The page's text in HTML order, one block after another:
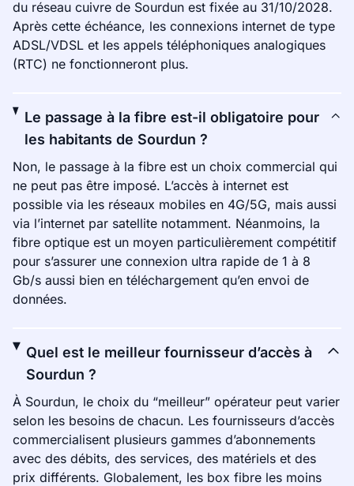
du réseau cuivre de Sourdun est fixée au 31/10/2028.
Après cette échéance, les connexions internet de type
ADSL/VDSL et les appels téléphoniques analogiques
(RTC) ne fonctionneront plus.
Le passage à la fibre est-il obligatoire pour
les habitants de Sourdun ?
Non, le passage à la fibre est un choix commercial qui
ne peut pas être imposé. L’accès à internet est
possible via les réseaux mobiles en 4G/5G, mais aussi
via l’internet par satellite notamment. Néanmoins, la
fibre optique est un moyen particulièrement compétitif
pour s’assurer une connexion ultra rapide de 1 à 8
Gb/s aussi bien en téléchargement qu’en envoi de
données.
Quel est le meilleur fournisseur d’accès à
Sourdun ?
À Sourdun, le choix du “meilleur” opérateur peut varier
selon les besoins de chacun. Les fournisseurs d’accès
commercialisent plusieurs gammes d’abonnements
avec des débits, des services, des matériels et des
prix différents. Globalement, les box fibre les moins